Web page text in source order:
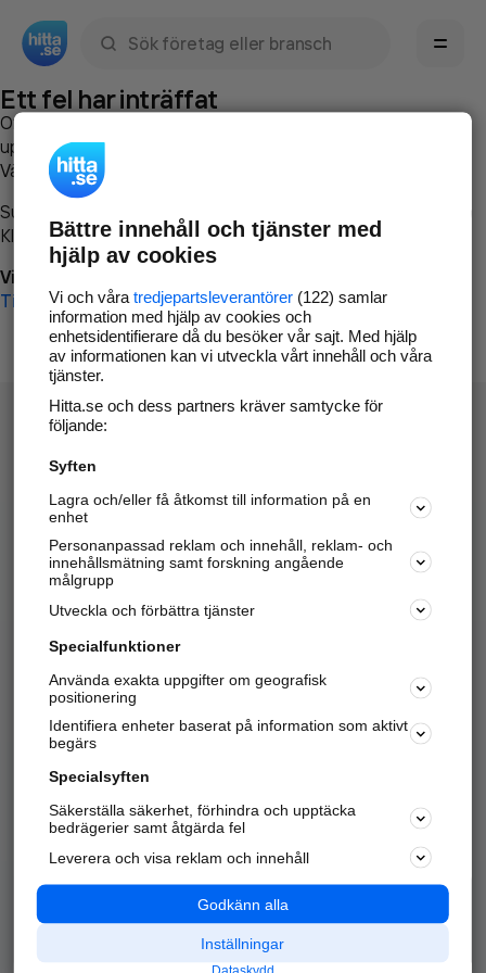
Ett fel har inträffat
Om du vill kan du
uppstod så att vi lättare och snabbare kan avhjälpa det.
Vänligen försök med följande:
Surfa till
Klicka påTillbaka-knappen i webbläsaren och försök igen
Vi beklagar besväret!
Till startsidan
Hitta.se - Gratis nummerupplysning.
Sök företag, personer och platser.
Hitta telefonnummer, adresser, företagsinfo mm.
Marknadsför företaget
Kom igång och annonsera mot
samarbetspartners nära dig.
Alla kategorier
Populära sökningar
API & Kartor
Annonsera
Integritet
Nödnummer
Bättre innehåll och tjänster med
hjälp av cookies
Vi och våra tredjepartsleverantörer(122) samlar
information med hjälp av cookies och
enhetsidentifierare då du besöker vår sajt. Med hjälp
av informationen kan vi utveckla vårt innehåll och våra
tjänster.
Hitta.se och dess partners kräver samtycke för
följande:
Syften
Lagra och/eller få åtkomst till information på en
enhet
Personanpassad reklam och innehåll, reklam- och
innehållsmätning samt forskning angående
målgrupp
Utveckla och förbättra tjänster
Specialfunktioner
Använda exakta uppgifter om geografisk
positionering
Identifiera enheter baserat på information som aktivt
begärs
Specialsyften
Säkerställa säkerhet, förhindra och upptäcka
bedrägerier samt åtgärda fel
Leverera och visa reklam och innehåll
Godkänn alla
Inställningar
Dataskydd